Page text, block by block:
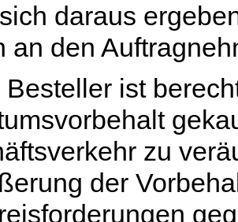
daraus
an den
Besteller ist
zu
der